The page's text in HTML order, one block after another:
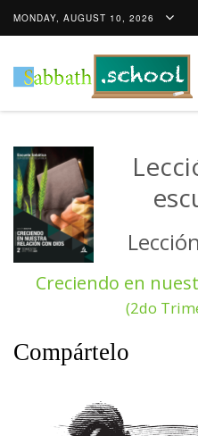
MONDAY, AUGUST 10, 2026
Creciendo en
(2do
Compártelo